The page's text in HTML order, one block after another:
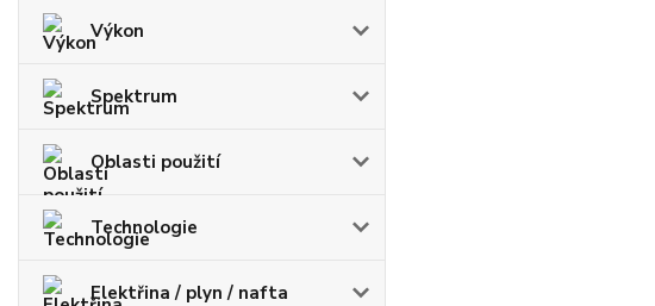
Výkon
Spektrum
Oblasti použití
Technologie
Elektřina / plyn / nafta